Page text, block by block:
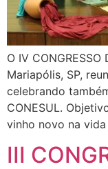
O IV
Mariapólis, SP,
celebrando
CONESUL.
vinho novo na
III